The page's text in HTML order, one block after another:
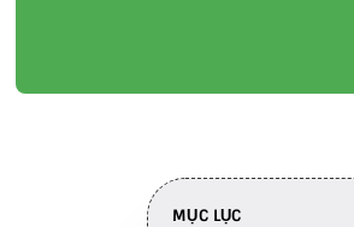
MỤC LỤC